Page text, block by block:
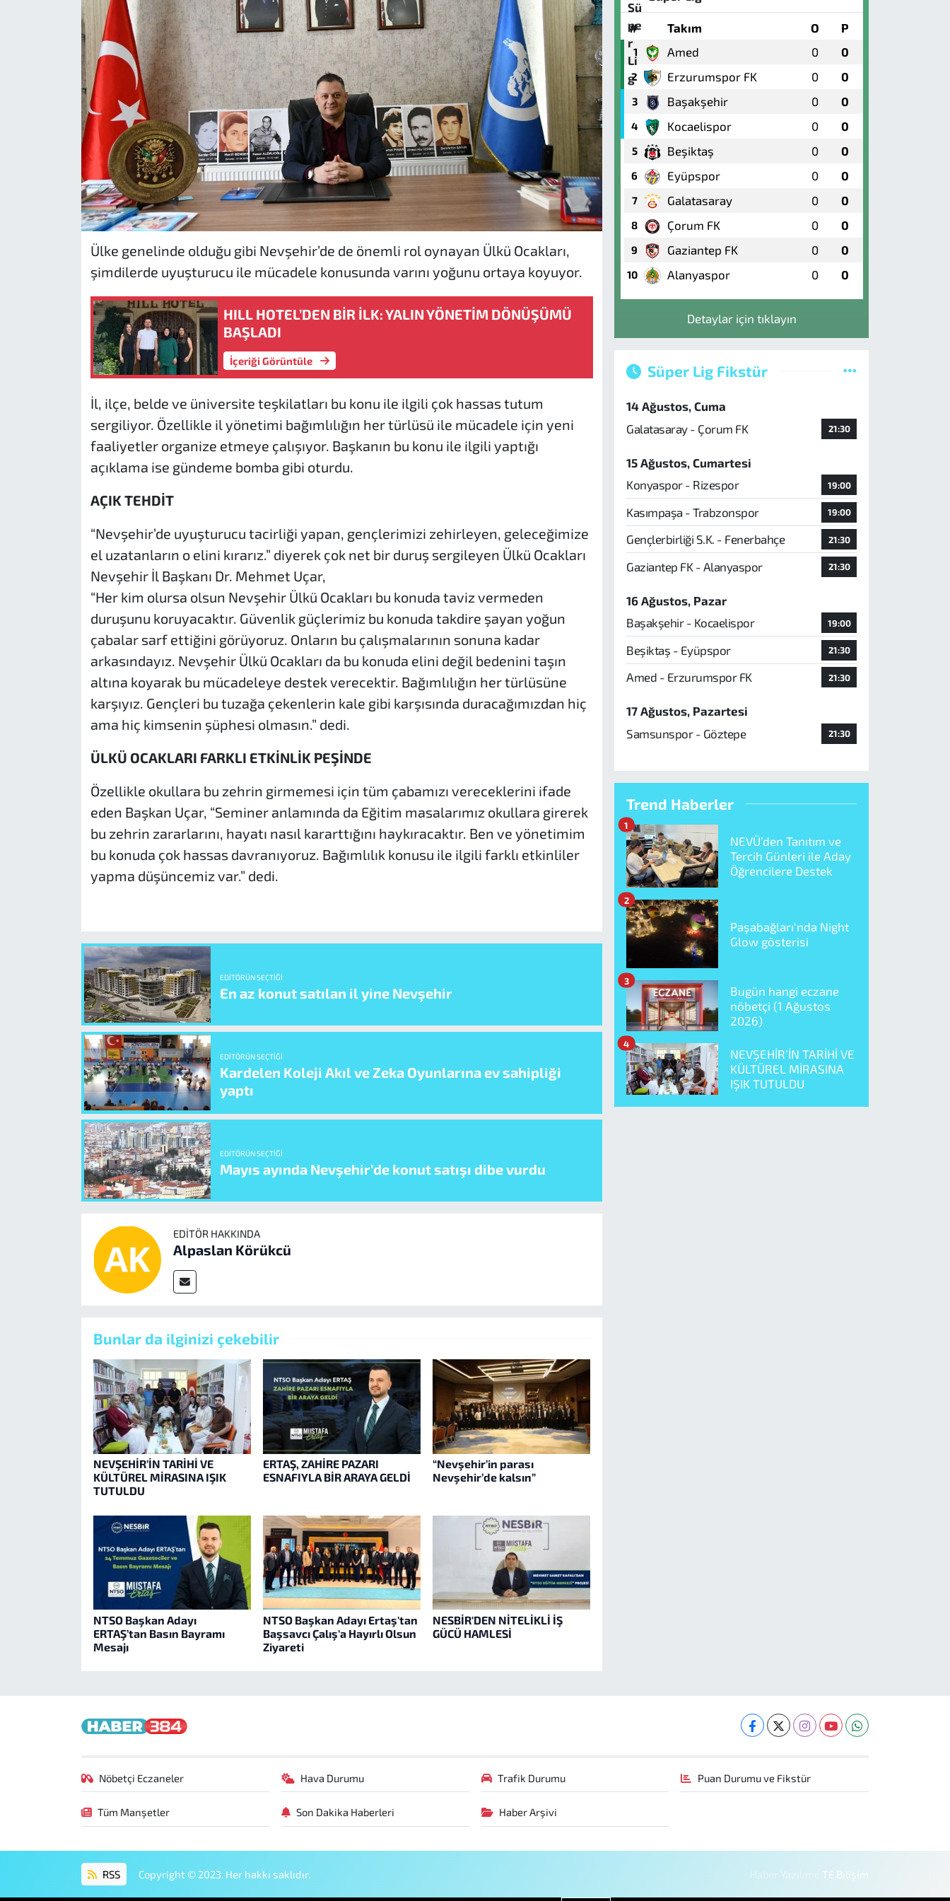
Ülke genelinde olduğu gibi Nevşehir’de de önemli rol oynayan Ülkü Ocakları,
şimdilerde uyuşturucu ile mücadele konusunda varını yoğunu ortaya koyuyor.
HILL HOTEL’DEN BİR İLK: YALIN YÖNETİM DÖNÜŞÜMÜ
BAŞLADI
İçeriği Görüntüle
İl, ilçe, belde ve üniversite teşkilatları bu konu ile ilgili çok hassas tutum
sergiliyor. Özellikle il yönetimi bağımlılığın her türlüsü ile mücadele için yeni
faaliyetler organize etmeye çalışıyor. Başkanın bu konu ile ilgili yaptığı
açıklama ise gündeme bomba gibi oturdu.
AÇIK TEHDİT
“Nevşehir’de uyuşturucu tacirliği yapan, gençlerimizi zehirleyen, geleceğimize
el uzatanların o elini kırarız.” diyerek çok net bir duruş sergileyen Ülkü Ocakları
Nevşehir İl Başkanı Dr. Mehmet Uçar,
“Her kim olursa olsun Nevşehir Ülkü Ocakları bu konuda taviz vermeden
duruşunu koruyacaktır. Güvenlik güçlerimiz bu konuda takdire şayan yoğun
çabalar sarf ettiğini görüyoruz. Onların bu çalışmalarının sonuna kadar
arkasındayız. Nevşehir Ülkü Ocakları da bu konuda elini değil bedenini taşın
altına koyarak bu mücadeleye destek verecektir. Bağımlılığın her türlüsüne
karşıyız. Gençleri bu tuzağa çekenlerin kale gibi karşısında duracağımızdan hiç
ama hiç kimsenin şüphesi olmasın.” dedi.
ÜLKÜ OCAKLARI FARKLI ETKİNLİK PEŞİNDE
Özellikle okullara bu zehrin girmemesi için tüm çabamızı vereceklerini ifade
eden Başkan Uçar, “Seminer anlamında da Eğitim masalarımız okullara girerek
bu zehrin zararlarını, hayatı nasıl kararttığını haykıracaktır. Ben ve yönetimim
bu konuda çok hassas davranıyoruz. Bağımlılık konusu ile ilgili farklı etkinliler
yapma düşüncemiz var.” dedi.
EDITÖRÜN SEÇTIĞI
En az konut satılan il yine Nevşehir
EDITÖRÜN SEÇTIĞI
Kardelen Koleji Akıl ve Zeka Oyunlarına ev sahipliği
yaptı
EDITÖRÜN SEÇTIĞI
Mayıs ayında Nevşehir’de konut satışı dibe vurdu
EDITÖR HAKKINDA
Alpaslan Körükcü
Bunlar da ilginizi çekebilir
NEVŞEHİR’İN TARİHİ VE
KÜLTÜREL MİRASINA IŞIK
TUTULDU
ERTAŞ, ZAHİRE PAZARI
ESNAFIYLA BİR ARAYA GELDİ
“Nevşehir’in parası
Nevşehir’de kalsın”
NTSO Başkan Adayı
ERTAŞ’tan Basın Bayramı
Mesajı
NTSO Başkan Adayı Ertaş'tan
Başsavcı Çalış'a Hayırlı Olsun
Ziyareti
NESBİR'DEN NİTELİKLİ İŞ
GÜCÜ HAMLESİ
# Takım O P
1 Amed 0 0
2 Erzurumspor FK 0 0
3 Başakşehir 0 0
4 Kocaelispor 0 0
5 Beşiktaş 0 0
6 Eyüpspor 0 0
7 Galatasaray 0 0
8 Çorum FK 0 0
9 Gaziantep FK 0 0
10 Alanyaspor 0 0
Detaylar için tıklayın
Süper Lig Fikstür
14 Ağustos, Cuma
Galatasaray - Çorum FK
21:30
15 Ağustos, Cumartesi
Konyaspor - Rizespor
19:00
Kasımpaşa - Trabzonspor 19:00
Gençlerbirliği S.K. - Fenerbahçe 21:30
Gaziantep FK - Alanyaspor 21:30
16 Ağustos, Pazar
Başakşehir - Kocaelispor
19:00
Beşiktaş - Eyüpspor 21:30
Amed - Erzurumspor FK 21:30
17 Ağustos, Pazartesi
Samsunspor - Göztepe
21:30
Trend Haberler
NEVÜ’den Tanıtım ve
Tercih Günleri ile Aday
Öğrencilere Destek
1
Paşabağları'nda Night
Glow gösterisi
2
Bugün hangi eczane
nöbetçi (1 Ağustos
2026)
3
NEVŞEHİR’İN TARİHİ VE
KÜLTÜREL MİRASINA
IŞIK TUTULDU
4
Nöbetçi Eczaneler Hava Durumu Trafik Durumu Puan Durumu ve Fikstür
Tüm Manşetler Son Dakika Haberleri Haber Arşivi
RSS Copyright © 2023. Her hakkı saklıdır. Haber Yazılımı: TE Bilişim